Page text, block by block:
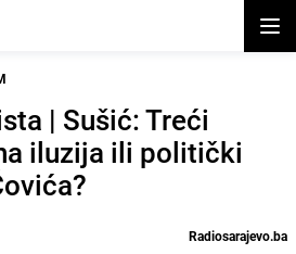
| Sušić: Treći
iluzija ili politički
Radiosarajevo.ba